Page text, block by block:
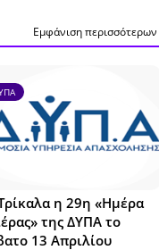
Εμφάνιση περισσότερων
η 29η «Ημέρα
της ΔΥΠΑ το
13 Απριλίου